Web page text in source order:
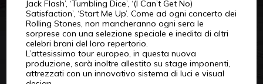
Jack Flash’, ‘Tumbling Dice’, ‘(I Can’t Get No)
Satisfaction’, ‘Start Me Up’. Come ad ogni concerto dei
Rolling Stones, non mancheranno ogni sera le
sorprese con una selezione speciale e inedita di altri
celebri brani del loro repertorio.
L’attesissimo tour europeo, in questa nuova
produzione, sarà inoltre allestito su stage imponenti,
attrezzati con un innovativo sistema di luci e visual